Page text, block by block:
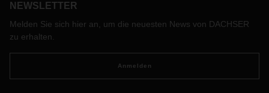
eine Länderorganisation von DACHSER operativ tätig ist
aktualisiert und auf unserer Website veröffentlicht.
NEWSLETTER
Melden Sie sich hier an, um die neuesten News von DACHSER
zu erhalten.
Anmelden